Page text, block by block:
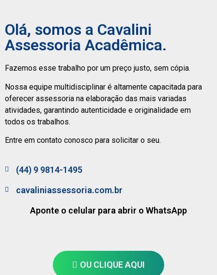
Olá, somos a Cavalini
Assessoria Acadêmica.
Fazemos esse trabalho por um preço justo, sem cópia.
Nossa equipe multidisciplinar é altamente capacitada para
oferecer assessoria na elaboração das mais variadas
atividades, garantindo autenticidade e originalidade em
todos os trabalhos.
Entre em contato conosco para solicitar o seu.
(44) 9 9814-1495
cavaliniassessoria.com.br
Aponte o celular para abrir o WhatsApp
OU CLIQUE AQUI